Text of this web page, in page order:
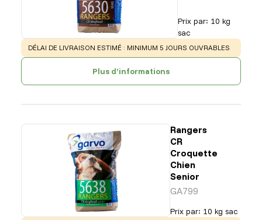
Prix par: 10 kg
sac
WARNING
DÉLAI DE LIVRAISON ESTIMÉ : MINIMUM 5 JOURS OUVRABLES
Plus d’informations
Rangers
CR
Croquette
Chien
Senior
GA799
Prix par: 10 kg sac